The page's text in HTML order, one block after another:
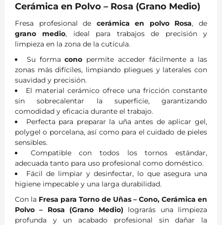
Cerámica en Polvo – Rosa (Grano Medio)
Fresa profesional de cerámica en polvo Rosa, de
grano medio, ideal para trabajos de precisión y
limpieza en la zona de la cutícula.
Su formacono permite acceder fácilmente a las
zonas más difíciles, limpiando pliegues y laterales con
suavidad y precisión.
El material cerámico ofrece una fricción constante
sin sobrecalentar la superficie, garantizando
comodidad y eficacia durante el trabajo.
Perfecta para preparar la uña antes de aplicar gel,
polygel o porcelana, así como para el cuidado de pieles
sensibles.
Compatible con todos los tornos estándar,
adecuada tanto para uso profesional como doméstico.
Fácil de limpiar y desinfectar, lo que asegura una
higiene impecable y una larga durabilidad.
Con la Fresa para Torno de Uñas – Cono, Cerámica en
Polvo – Rosa (Grano Medio) lograrás una limpieza
profunda y un acabado profesional sin dañar la